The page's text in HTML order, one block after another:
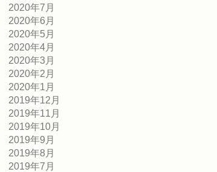
2020年7月
2020年6月
2020年5月
2020年4月
2020年3月
2020年2月
2020年1月
2019年12月
2019年11月
2019年10月
2019年9月
2019年8月
2019年7月